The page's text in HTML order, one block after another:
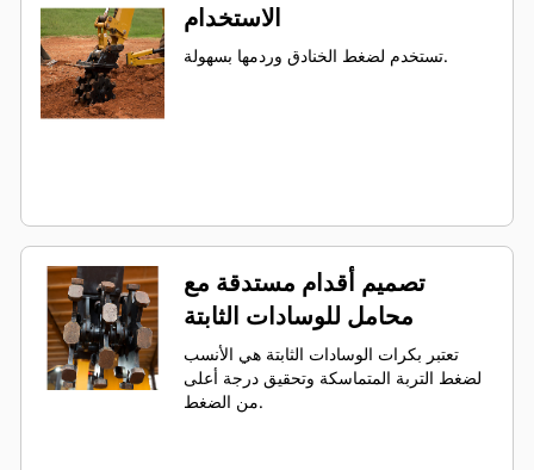
الاستخدام
تستخدم لضغط الخنادق وردمها بسهولة.
تصميم أقدام مستدقة مع
محامل للوسادات الثابتة
تعتبر بكرات الوسادات الثابتة هي الأنسب
لضغط التربة المتماسكة وتحقيق درجة أعلى
من الضغط.